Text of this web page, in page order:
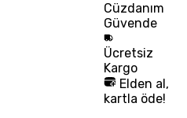
Cüzdanım
Güvende
Ücretsiz
Kargo
Elden al,
kartla öde!